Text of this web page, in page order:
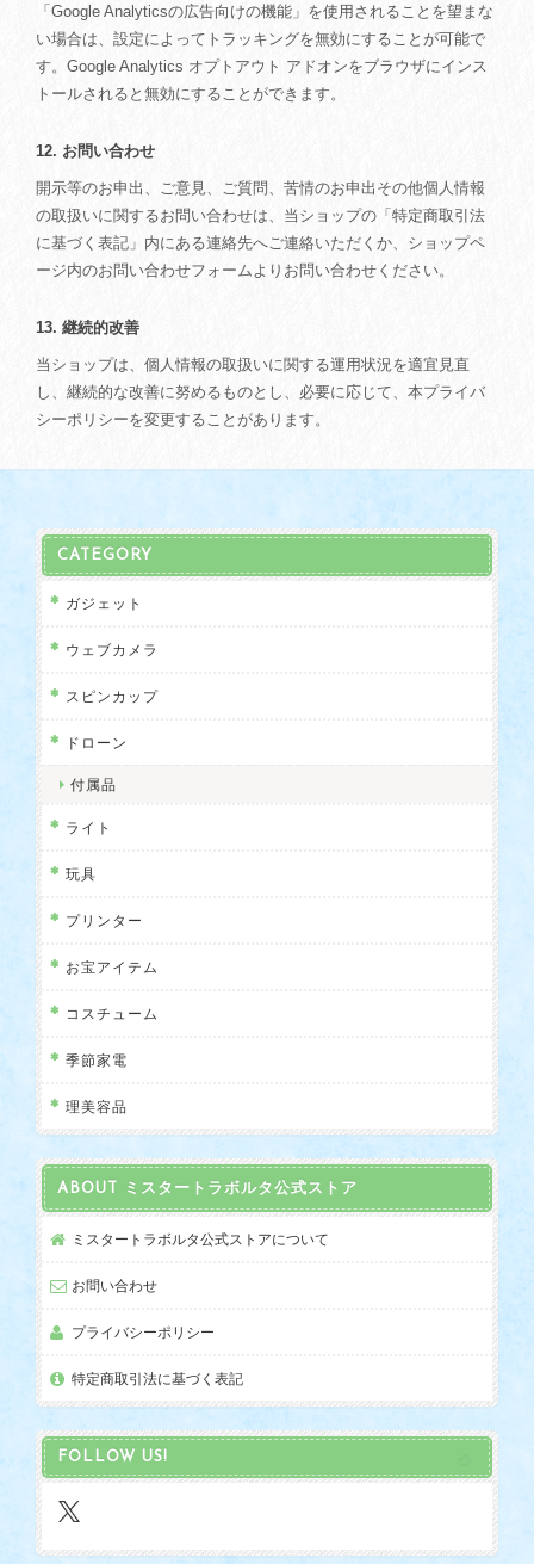
「Google Analyticsの広告向けの機能」を使用されることを望まな
い場合は、設定によってトラッキングを無効にすることが可能で
す。Google Analytics オプトアウト アドオンをブラウザにインス
トールされると無効にすることができます。
12. お問い合わせ
開示等のお申出、ご意見、ご質問、苦情のお申出その他個人情報
の取扱いに関するお問い合わせは、当ショップの「特定商取引法
に基づく表記」内にある連絡先へご連絡いただくか、ショップペ
ージ内のお問い合わせフォームよりお問い合わせください。
13. 継続的改善
当ショップは、個人情報の取扱いに関する運用状況を適宜見直
し、継続的な改善に努めるものとし、必要に応じて、本プライバ
シーポリシーを変更することがあります。
CATEGORY
ガジェット
ウェブカメラ
スピンカップ
ドローン
付属品
ライト
玩具
プリンター
お宝アイテム
コスチューム
季節家電
理美容品
ABOUT ミスタートラボルタ公式ストア
ミスタートラボルタ公式ストアについて
お問い合わせ
プライバシーポリシー
特定商取引法に基づく表記
FOLLOW US!